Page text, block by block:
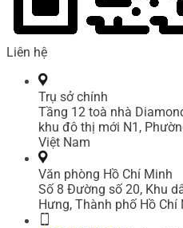
Liên hệ
Trụ sở chính
Tầng 12 toà nhà
khu đô thị mới N1,
Việt Nam
Văn phòng Hồ Chí Minh
Số 8 Đường số 20, Khu
Hưng, Thành phố Hồ Chí